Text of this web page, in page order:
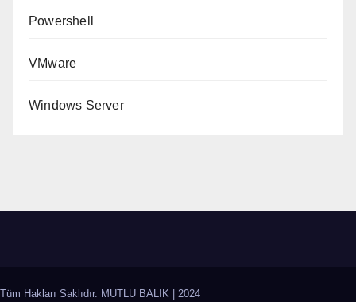
Powershell
VMware
Windows Server
Tüm Hakları Saklıdır. MUTLU BALIK 2024